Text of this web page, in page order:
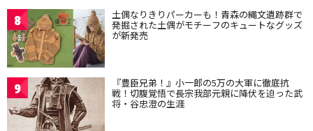
8 土偶なりきりパーカーも！青森の縄文遺跡群で
発掘された土偶がモチーフのキュートなグッズ
が新発売
9 『豊臣兄弟！』小一郎の5万の大軍に徹底抗
戦！切腹覚悟で長宗我部元親に降伏を迫った武
将・谷忠澄の生涯